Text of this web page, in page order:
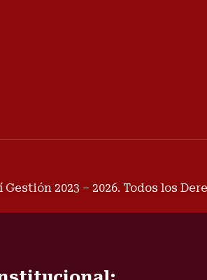
2023 – 2026. Todos los